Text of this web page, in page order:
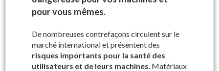
pour vous mêmes.
De nombreuses contrefaçons circulent sur le
marché international et présentent des
risques importants pour la santé des
utilisateurs et de leurs machines. Matériaux
Dans le cadre de notre démarche qualité, nous vous
commandées grâce au numéro de sériede votre
machine à vendanger.